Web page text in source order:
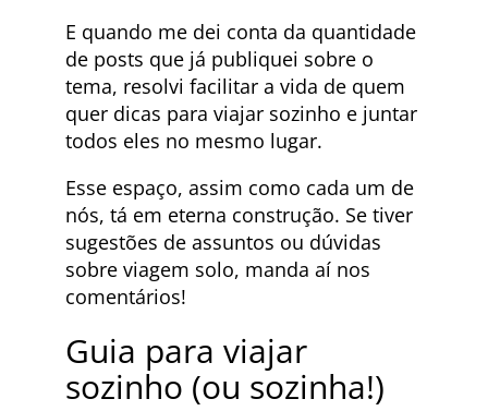
E quando me dei conta da quantidade
de posts que já publiquei sobre o
tema, resolvi facilitar a vida de quem
quer dicas para viajar sozinho e juntar
todos eles no mesmo lugar.
Esse espaço, assim como cada um de
nós, tá em eterna construção. Se tiver
sugestões de assuntos ou dúvidas
sobre viagem solo, manda aí nos
comentários!
Guia para viajar
sozinho (ou sozinha!)